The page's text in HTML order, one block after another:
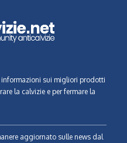
informazioni sui migliori prodotti
la calvizie e per fermare la
aggiornato sulle news dal